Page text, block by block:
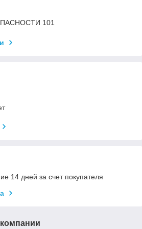
101
14 дней за счет покупателя